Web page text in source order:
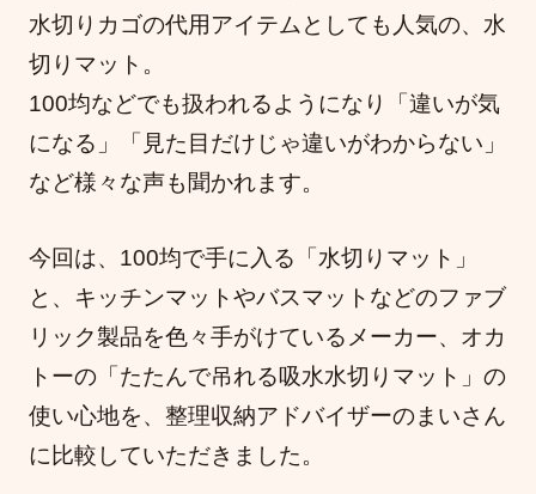
水切りカゴの代用アイテムとしても人気の、水
切りマット。
100均などでも扱われるようになり「違いが気
になる」「見た目だけじゃ違いがわからない」
など様々な声も聞かれます。
今回は、100均で手に入る「水切りマット」
と、キッチンマットやバスマットなどのファブ
リック製品を色々手がけているメーカー、オカ
トーの「たたんで吊れる吸水水切りマット」の
使い心地を、整理収納アドバイザーのまいさん
に比較していただきました。